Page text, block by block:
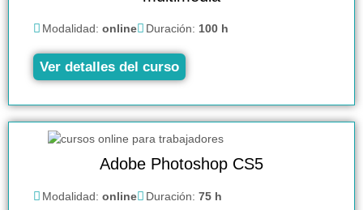
Modalidad: online Duración: 100 h
Ver detalles del curso
Adobe Photoshop CS5
Modalidad: online Duración: 75 h